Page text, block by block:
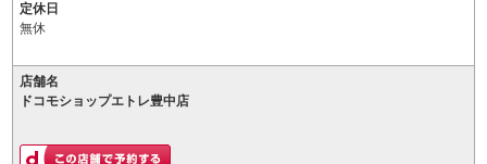
定休日
無休
店舗名
ドコモショップエトレ豊中店